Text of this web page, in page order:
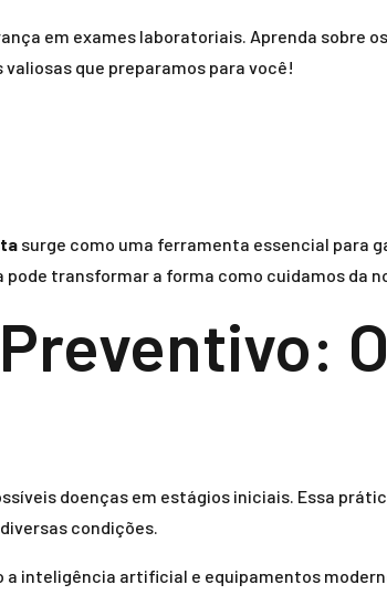
em exames laboratoriais. Aprenda sobre
que preparamos para você!
surge como uma ferramenta essencial para
transformar a forma como cuidamos da
doenças em estágios iniciais. Essa
condições.
a inteligência artificial e equipamentos